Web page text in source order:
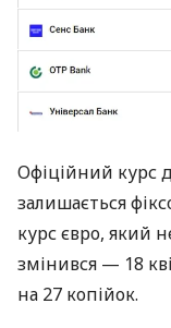
Офіційний курс
залишається
курс євро, який
змінився — 18
на 27 копійок.